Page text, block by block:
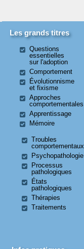
Les grands titres
Questions
essentielles
sur l'adoption
Comportement
Évolutionnisme
et fixisme
Approches
comportementales
Apprentissage
Mémoire
Troubles
comportementaux
Psychopathologie
Processus
pathologiques
États
pathologiques
Thérapies
Traitements